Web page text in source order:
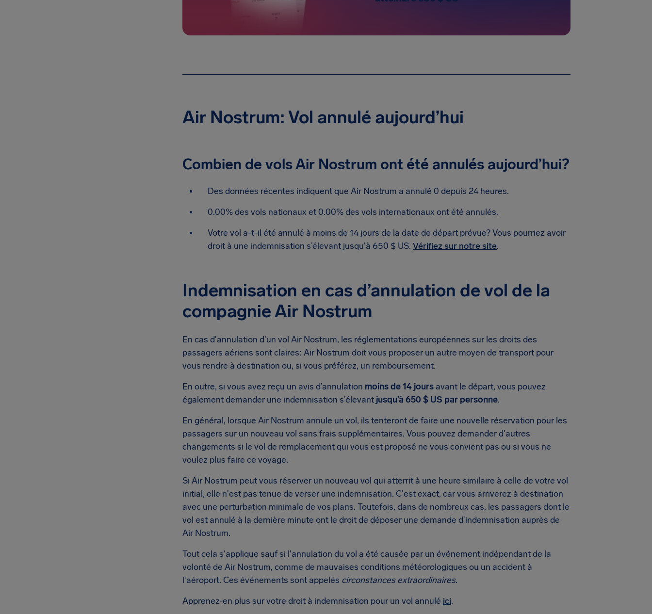
Air Nostrum: Vol annulé aujourd’hui
Combien de vols Air Nostrum ont été annulés aujourd’hui?
Des données récentes indiquent que Air Nostrum a annulé 0 depuis 24 heures.
0.00% des vols nationaux et 0.00% des vols internationaux ont été annulés.
Votre vol a-t-il été annulé à moins de 14 jours de la date de départ prévue? Vous pourriez avoir
droit à une indemnisation s’élevant jusqu'à 650 $ US. Vérifiez sur notre site.
Indemnisation en cas d’annulation de vol de la
compagnie Air Nostrum
En cas d'annulation d'un vol Air Nostrum, les réglementations européennes sur les droits des
passagers aériens sont claires: Air Nostrum doit vous proposer un autre moyen de transport pour
vous rendre à destination ou, si vous préférez, un remboursement.
En outre, si vous avez reçu un avis d’annulation moins de 14 jours avant le départ, vous pouvez
également demander une indemnisation s’élevant jusqu’à 650 $ US par personne.
En général, lorsque Air Nostrum annule un vol, ils tenteront de faire une nouvelle réservation pour les
passagers sur un nouveau vol sans frais supplémentaires. Vous pouvez demander d'autres
changements si le vol de remplacement qui vous est proposé ne vous convient pas ou si vous ne
voulez plus faire ce voyage.
Si Air Nostrum peut vous réserver un nouveau vol qui atterrit à une heure similaire à celle de votre vol
initial, elle n'est pas tenue de verser une indemnisation. C'est exact, car vous arriverez à destination
avec une perturbation minimale de vos plans. Toutefois, dans de nombreux cas, les passagers dont le
vol est annulé à la dernière minute ont le droit de déposer une demande d’indemnisation auprès de
Air Nostrum.
Tout cela s'applique sauf si l'annulation du vol a été causée par un événement indépendant de la
volonté de Air Nostrum, comme de mauvaises conditions météorologiques ou un accident à
l'aéroport. Ces événements sont appelés circonstances extraordinaires.
Apprenez-en plus sur votre droit à indemnisation pour un vol annulé ici.